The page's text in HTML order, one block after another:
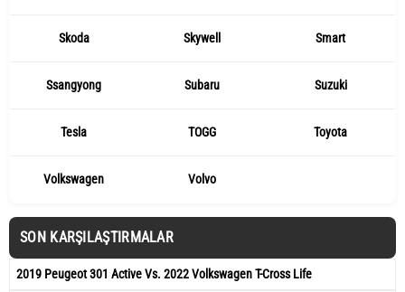
Skoda Skywell Smart
Ssangyong Subaru Suzuki
Tesla TOGG Toyota
Volkswagen Volvo
SON KARŞILAŞTIRMALAR
2019 Peugeot 301 Active Vs. 2022 Volkswagen T-Cross Life